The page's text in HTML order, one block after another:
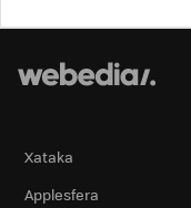
Xataka
Applesfera